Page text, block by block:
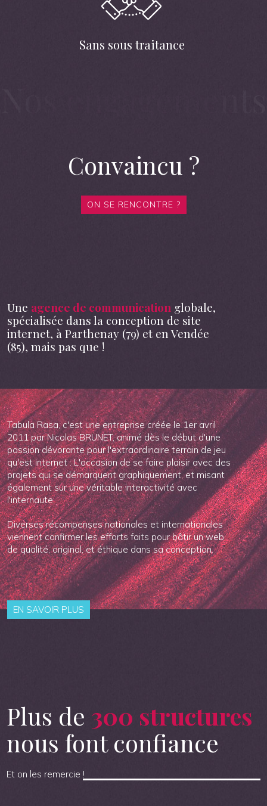
Sans sous traitance
Convaincu ?
ON SE RENCONTRE ?
Une agence de communicationglobale,
spécialisée dans la conception de site
internet, à Parthenay (79) et en Vendée
(85), mais pas que !
Tabula Rasa, c'est une entreprise créée le 1er avril
2011 par Nicolas BRUNET, animé dès le début d'une
passion dévorante pour l'extraordinaire terrain de jeu
qu'est internet : L'occasion de se faire plaisir avec des
projets qui se démarquent graphiquement, et misant
également sur une véritable interactivité avec
l'internaute.
Diverses récompenses nationales et internationales
viennent confirmer les efforts faits pour bâtir un web
de qualité, original, et éthique dans sa conception.
EN SAVOIR PLUS
Plus de 300 structures
nous font confiance
Et on les remercie !